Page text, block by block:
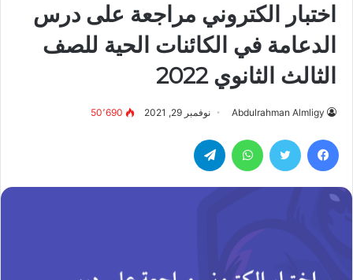
اختبار الكتروني مراجعة على درس
الدعامة في الكائنات الحية للصف
الثالث الثانوي 2022
Abdulrahman Almligy نوفمبر 29, 2021 50٬690
فيسبوك تويتر واتساب